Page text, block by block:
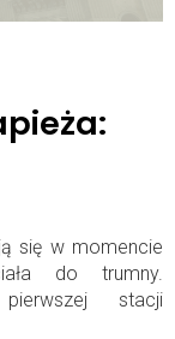
się w momencie
do trumny.
stacji